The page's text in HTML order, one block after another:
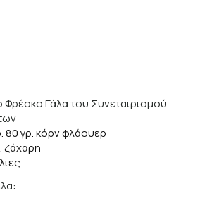
Φρέσκο Γάλα του Συνεταιρισμού
80 γρ. κόρν φλάουερ
ζάχαρη